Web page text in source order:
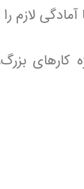
لازم را
کارهای